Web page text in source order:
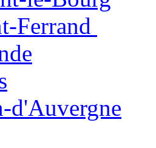
Ferrand
d'Auvergne